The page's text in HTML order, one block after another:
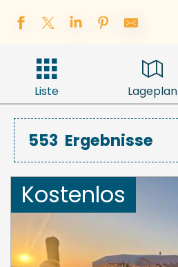
Liste Lageplan
553 Ergebnisse
Kostenlos